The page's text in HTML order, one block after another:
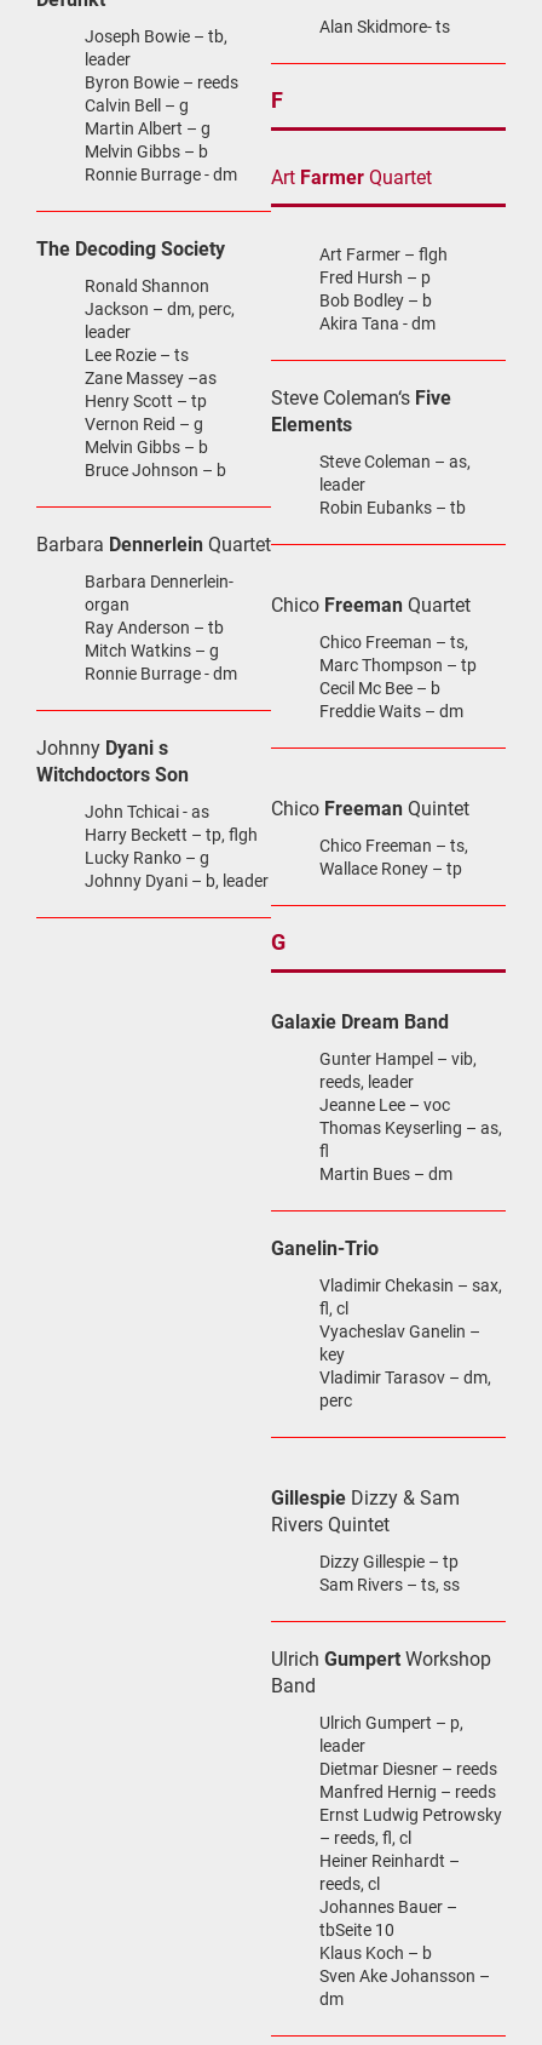
Joseph Bowie – tb,
leader
Byron Bowie – reeds
Calvin Bell – g
Martin Albert – g
Melvin Gibbs – b
Ronnie Burrage - dm
The Decoding Society
Ronald Shannon
Jackson – dm, perc,
leader
Lee Rozie – ts
Zane Massey –as
Henry Scott – tp
Vernon Reid – g
Melvin Gibbs – b
Bruce Johnson – b
Barbara Dennerlein Quartet
Barbara Dennerlein-
organ
Ray Anderson – tb
Mitch Watkins – g
Ronnie Burrage - dm
Johnny Dyani s
Witchdoctors Son
John Tchicai - as
Harry Beckett – tp, flgh
Lucky Ranko – g
Johnny Dyani – b, leader
Alan Skidmore- ts
F
Art Farmer Quartet
Art Farmer – flgh
Fred Hursh – p
Bob Bodley – b
Akira Tana - dm
Steve Coleman‘s Five
Elements
Steve Coleman – as,
leader
Robin Eubanks – tb
Chico Freeman Quartet
Chico Freeman – ts,
Marc Thompson – tp
Cecil Mc Bee – b
Freddie Waits – dm
Chico Freeman Quintet
Chico Freeman – ts,
Wallace Roney – tp
G
Galaxie Dream Band
Gunter Hampel – vib,
reeds, leader
Jeanne Lee – voc
Thomas Keyserling – as,
fl
Martin Bues – dm
Ganelin-Trio
Vladimir Chekasin – sax,
fl, cl
Vyacheslav Ganelin –
key
Vladimir Tarasov – dm,
perc
Gillespie Dizzy & Sam
Rivers Quintet
Dizzy Gillespie – tp
Sam Rivers – ts, ss
Ulrich Gumpert Workshop
Band
Ulrich Gumpert – p,
leader
Dietmar Diesner – reeds
Manfred Hernig – reeds
Ernst Ludwig Petrowsky
– reeds, fl, cl
Heiner Reinhardt –
reeds, cl
Johannes Bauer –
tbSeite 10
Klaus Koch – b
Sven Ake Johansson –
dm